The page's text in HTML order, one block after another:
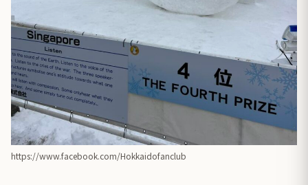
https://www.facebook.com/Hokkaidofanclub